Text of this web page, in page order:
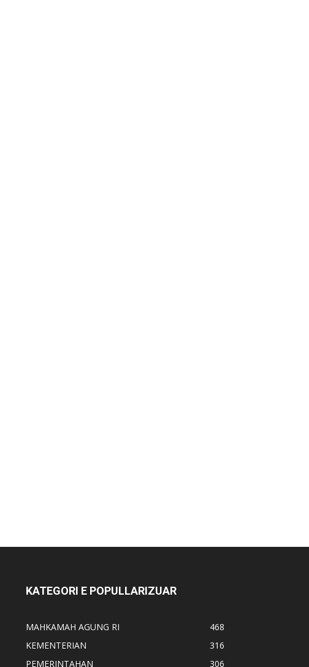
KATEGORI E POPULLARIZUAR
MAHKAMAH AGUNG RI
468
KEMENTERIAN
316
PEMERINTAHAN
306